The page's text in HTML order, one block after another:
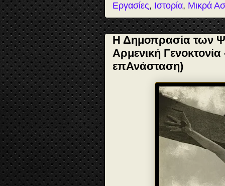
Εργασίες, Ιστορία, Μικρά
Η Δημοπρασία των
Αρμενική
επΑνάσταση)